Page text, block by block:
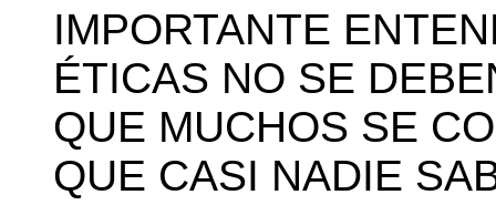
IMPORTANTE
ÉTICAS NO SE
QUE MUCHOS SE
QUE CASI NADIE